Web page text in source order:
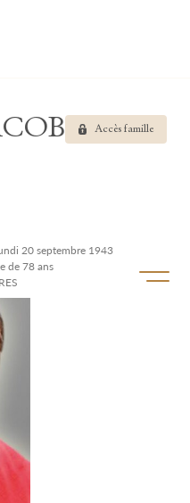
Ouvrir/
Accès famille
20 septembre 1943
de 78 ans